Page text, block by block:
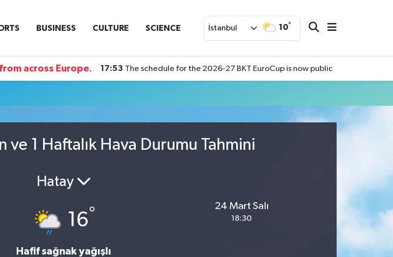
BUSINESS CULTURE SCIENCE İstanbul 10°
across Europe. 17:53 The schedule for the 2026-27 BKT EuroCup is now public
ve 1 Haftalık Hava Durumu Tahmini
Hatay
16°
Hafif sağnak yağışlı
24 Mart Salı
18:30